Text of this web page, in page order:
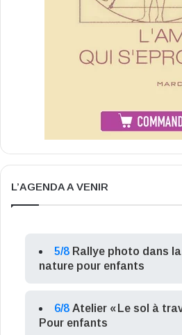
L’AGENDA A VENIR
5/8 Rallye photo dans
nature pour enfants
6/8 Atelier « Le sol à
Pour enfants